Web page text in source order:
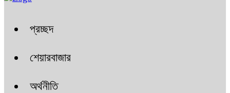
প্রচ্ছদ
শেয়ারবাজার
অর্থনীতি